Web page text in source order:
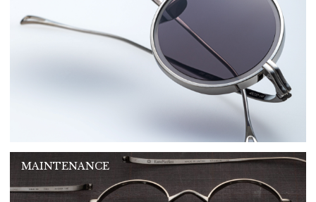
MAINTENANCE